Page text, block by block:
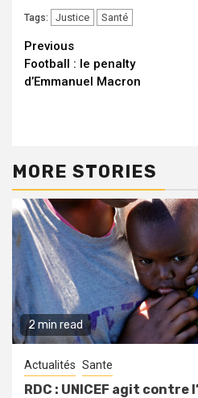
Tags: Justice Santé
Continue
Reading
Previous
Football : le penalty
d’Emmanuel Macron
MORE STORIES
2 min read
Actualités Sante
RDC : UNICEF agit contre